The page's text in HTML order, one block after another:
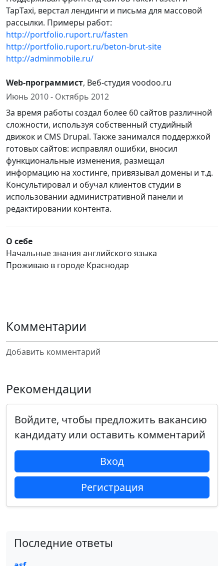
TapTaxi, верстал лендинги и письма для массовой
рассылки. Примеры работ:
http://portfolio.ruport.ru/fasten
http://portfolio.ruport.ru/beton-brut-site
http://adminmobile.ru/
Web-программист, Веб-студия voodoo.ru
Июнь 2010 - Октябрь 2012
За время работы создал более 60 сайтов различной
сложности, используя собственный студийный
движок и CMS Drupal. Также занимался поддержкой
готовых сайтов: исправлял ошибки, вносил
функциональные изменения, размещал
информацию на хостинге, привязывал домены и т.д.
Консультировал и обучал клиентов студии в
использовании административной панели и
редактировании контента.
О себе
Начальные знания английского языка
Проживаю в городе Краснодар
Комментарии
Добавить комментарий
Рекомендации
Войдите, чтобы предложить вакансию
кандидату или оставить комментарий
Вход
Регистрация
Последние ответы